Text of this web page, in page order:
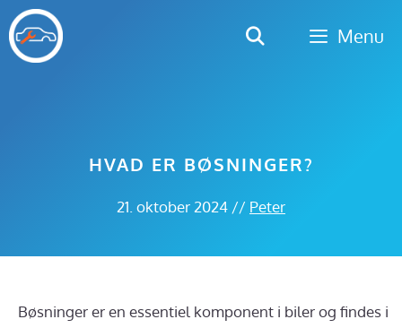
Hop
til
indhold
Menu
HVAD ER BØSNINGER?
21. oktober 2024 // Peter
Bøsninger er en essentiel komponent i biler og findes i